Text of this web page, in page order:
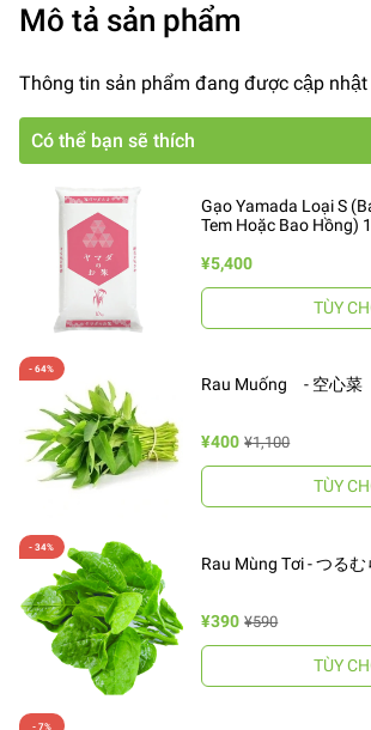
Mô tả sản phẩm
Thông tin sản phẩm đang được cập nhật
Có thể bạn sẽ thích
Gạo Yamada Loại S
Tem Hoặc Bao Hồng)
¥5,400
TÙY
Rau Muống - 空心菜
¥400 ¥1,100
TÙY
Rau Mùng Tơi - つる
¥390 ¥590
TÙY